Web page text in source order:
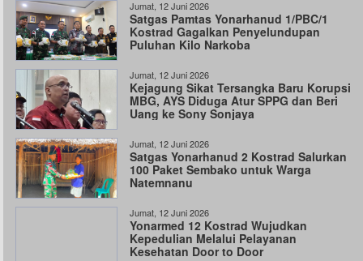
Jumat, 12 Juni 2026
Satgas Pamtas Yonarhanud 1/PBC/1
Kostrad Gagalkan Penyelundupan
Puluhan Kilo Narkoba
Jumat, 12 Juni 2026
Kejagung Sikat Tersangka Baru Korupsi
MBG, AYS Diduga Atur SPPG dan Beri
Uang ke Sony Sonjaya
Jumat, 12 Juni 2026
Satgas Yonarhanud 2 Kostrad Salurkan
100 Paket Sembako untuk Warga
Natemnanu
Jumat, 12 Juni 2026
Yonarmed 12 Kostrad Wujudkan
Kepedulian Melalui Pelayanan
Kesehatan Door to Door